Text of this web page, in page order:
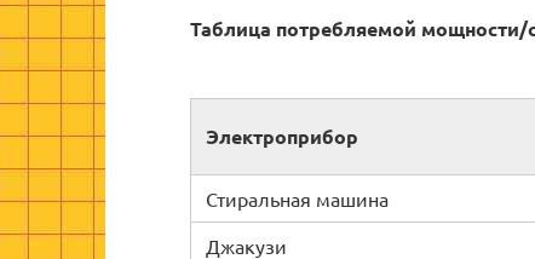
Таблица потребляемой
Электроприбор
Стиральная машина
Джакузи